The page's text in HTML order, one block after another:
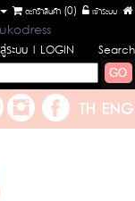
เข้าระบบ
ตะกร้าสินค้า (0)
ระบบ l LOGIN Search